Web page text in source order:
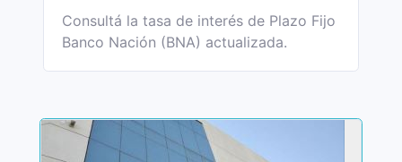
Consultá la tasa de interés de Plazo Fijo
Banco Nación (BNA) actualizada.